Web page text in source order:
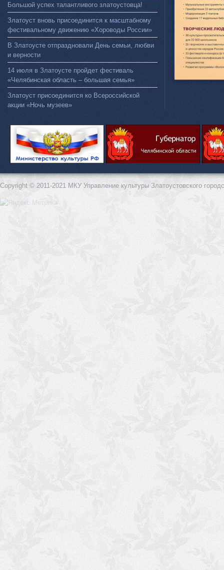
Большой успех талантливого златоустовца!
Златоуст вновь присоединится к масштабному
фестивальному движению «Хороводы России»
В Златоусте отпраздновали День семьи, любви
и верности
14 июля в Златоусте пройдет фестиваль
«Челябинская область – большая семья»
Златоуст присоединится ко Всероссийской
акции «Ночь музеев»
Copyright © 2011-2021 МКУ Управление культуры Златоустовского